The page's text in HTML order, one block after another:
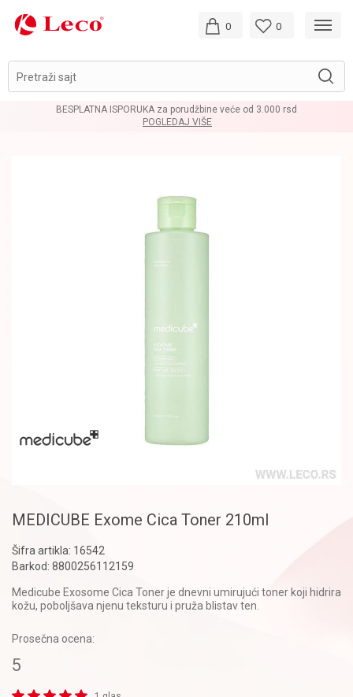
Pretraži sajt
0 0
BESPLATNA ISPORUKA za porudžbine veće od 3.000 rsd
POGLEDAJ VIŠE
MEDICUBE Exome Cica Toner 210ml
Šifra artikla: 16542
Barkod: 8800256112159
Medicube Exosome Cica Toner je dnevni umirujući toner koji hidrira
kožu, poboljšava njenu teksturu i pruža blistav ten.
Prosečna ocena:
5